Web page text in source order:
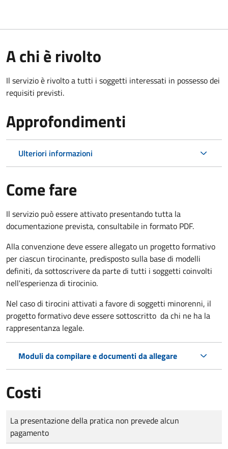
A chi è rivolto
Il servizio è rivolto a tutti i soggetti interessati in possesso dei
requisiti previsti.
Approfondimenti
Ulteriori informazioni
Come fare
Il servizio può essere attivato presentando tutta la
documentazione prevista, consultabile in formato PDF.
Alla convenzione deve essere allegato un progetto formativo
per ciascun tirocinante, predisposto sulla base di modelli
definiti, da sottoscrivere da parte di tutti i soggetti coinvolti
nell'esperienza di tirocinio.
Nel caso di tirocini attivati a favore di soggetti minorenni, il
progetto formativo deve essere sottoscritto da chi ne ha la
rappresentanza legale.
Moduli da compilare e documenti da allegare
Costi
Tipo di pagamento
Importo
La presentazione della pratica non prevede alcun
pagamento